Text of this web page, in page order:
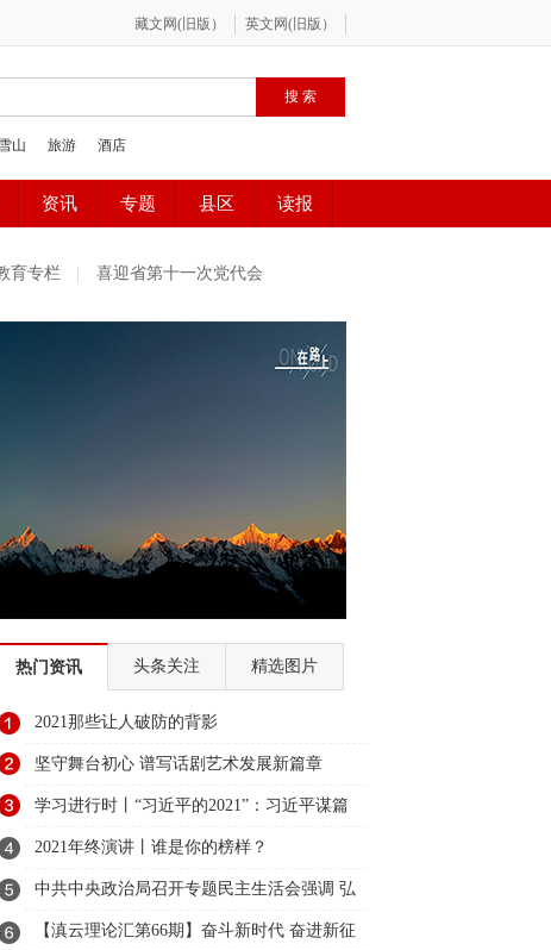
育专栏 喜迎省第十一次党代会
庆高原 疫情防控
展示 创建生态文明示范州
一播报 众志成城 团结奋进 抗击疫情
2018年“世界艾滋病日”宣传活动
贫攻坚”手机摄影大赛
国故事
2018全国两会 幸福的奋斗者
育 全面深化改革 迪庆在行动
京 迪庆州历届州委书记、州长访谈录
热门资讯 头条关注 精选图片
2021那些让人破防的背影
坚守舞台初心 谱写话剧艺术发展新篇章
学习进行时丨“习近平的2021”：习近平谋篇
布局向未来
2021年终演讲丨谁是你的榜样？
中共中央政治局召开专题民主生活会强调 弘
扬伟大建党精神坚持党的百年奋斗历史经验
【滇云理论汇第66期】奋斗新时代 奋进新征